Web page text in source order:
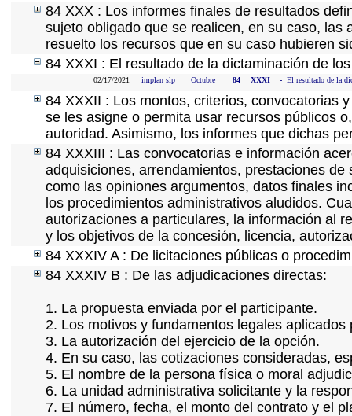
84 XXX : Los informes finales de resultados
sujeto obligado que se realicen, en su caso,
resuelto los recursos que en su caso hubieren
84 XXXI : El resultado de la dictaminación de
02/17/2021 implan slp Octubre 84 XXXI - El resultado de la
84 XXXII : Los montos, criterios, convocatorias
se les asigne o permita usar recursos públicos
autoridad. Asimismo, los informes que dichas
84 XXXIII : Las convocatorias e información
adquisiciones, arrendamientos, prestaciones
como las opiniones argumentos, datos finales
los procedimientos administrativos aludidos.
autorizaciones a particulares, la información al
y los objetivos de la concesión, licencia,
84 XXXIV A : De licitaciones públicas o
84 XXXIV B : De las adjudicaciones directas:
1. La propuesta enviada por el participante.
2. Los motivos y fundamentos legales aplicados
3. La autorización del ejercicio de la opción.
4. En su caso, las cotizaciones consideradas,
5. El nombre de la persona física o moral
6. La unidad administrativa solicitante y la
7. El número, fecha, el monto del contrato y el